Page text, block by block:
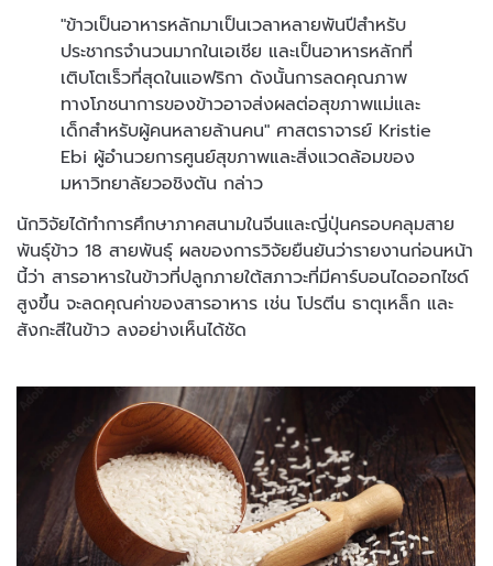
"ข้าวเป็นอาหารหลักมาเป็นเวลาหลายพันปีสำหรับ
ประชากรจำนวนมากในเอเชีย และเป็นอาหารหลักที่
เติบโตเร็วที่สุดในแอฟริกา ดังนั้นการลดคุณภาพ
ทางโภชนาการของข้าวอาจส่งผลต่อสุขภาพแม่และ
เด็กสำหรับผู้คนหลายล้านคน" ศาสตราจารย์ Kristie
Ebi ผู้อำนวยการศูนย์สุขภาพและสิ่งแวดล้อมของ
มหาวิทยาลัยวอชิงตัน กล่าว
นักวิจัยได้ทำการศึกษาภาคสนามในจีนและญี่ปุ่นครอบคลุมสาย
พันธุ์ข้าว 18 สายพันธุ์ ผลของการวิจัยยืนยันว่ารายงานก่อนหน้า
นี้ว่า สารอาหารในข้าวที่ปลูกภายใต้สภาวะที่มีคาร์บอนไดออกไซด์
สูงขึ้น จะลดคุณค่าของสารอาหาร เช่น โปรตีน ธาตุเหล็ก และ
สังกะสีในข้าว ลงอย่างเห็นได้ชัด